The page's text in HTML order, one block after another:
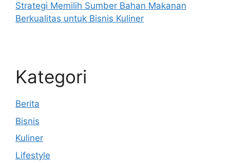
Strategi Memilih Sumber Bahan Makanan
Berkualitas untuk Bisnis Kuliner
Kategori
Berita
Bisnis
Kuliner
Lifestyle